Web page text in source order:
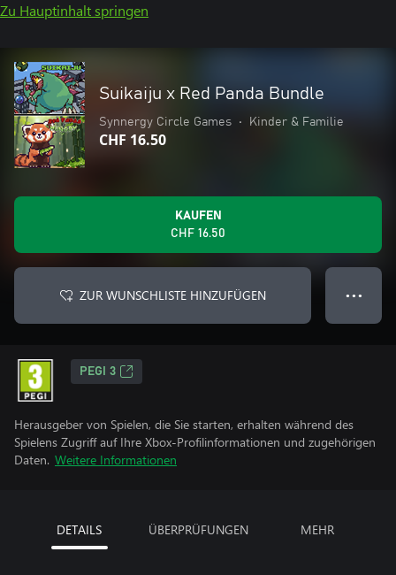
Zu Hauptinhalt springen
Suikaiju x Red Panda Bundle
Synnergy Circle Games • Kinder & Familie
CHF 16.50
KAUFEN
CHF 16.50
ZUR WUNSCHLISTE HINZUFÜGEN ● ● ●
PEGI 3
Herausgeber von Spielen, die Sie starten, erhalten während des
Spielens Zugriff auf Ihre Xbox-Profilinformationen und zugehörigen
Daten. Weitere Informationen
DETAILS ÜBERPRÜFUNGEN MEHR